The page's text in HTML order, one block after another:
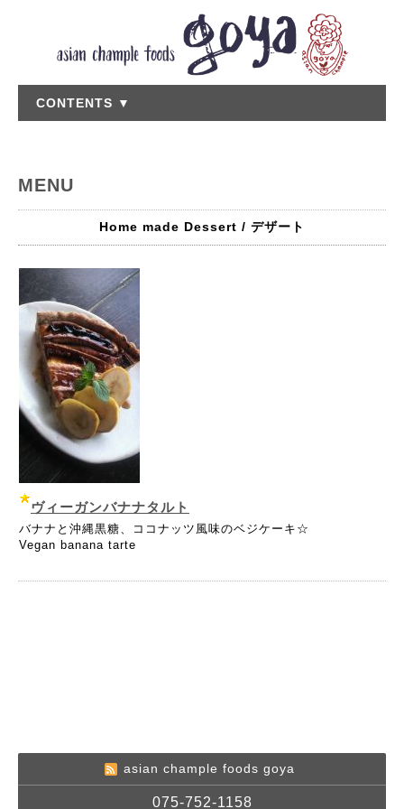
CONTENTS ▼
MENU
Home made Dessert / デザート
ヴィーガンバナナタルト
バナナと沖縄黒糖、ココナッツ風味のベジケーキ☆
Vegan banana tarte
asian chample foods goya
075-752-1158